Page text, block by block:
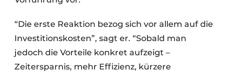
“Die erste Reaktion bezog sich vor allem auf die
Investitionskosten”, sagt er. “Sobald man
jedoch die Vorteile konkret aufzeigt –
Zeitersparnis, mehr Effizienz, kürzere